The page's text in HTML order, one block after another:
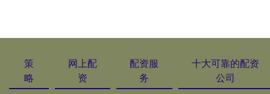
策
略
网上配
资
配资服
务
十大可靠的配资
公司